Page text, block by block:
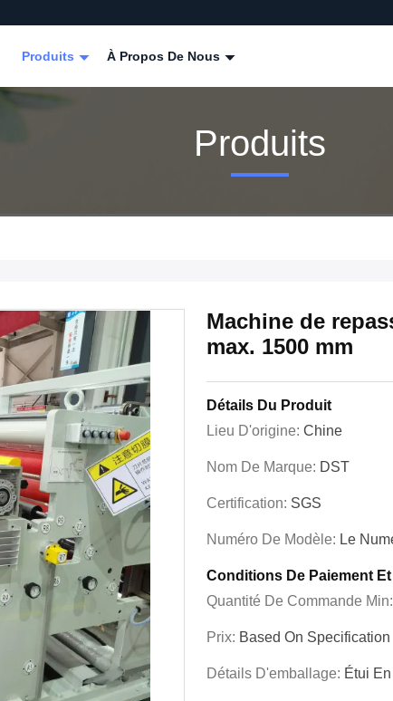
Produits À Propos De Nous
Produits
Machine de
max. 1500 mm
Détails Du Produit
Lieu D'origine: Chine
Nom De Marque: DST
Certification: SGS
Numéro De Modèle: Le
Conditions De Paiement
Quantité De Commande Min:
Prix: Based On Specification
Détails D'emballage: Étui